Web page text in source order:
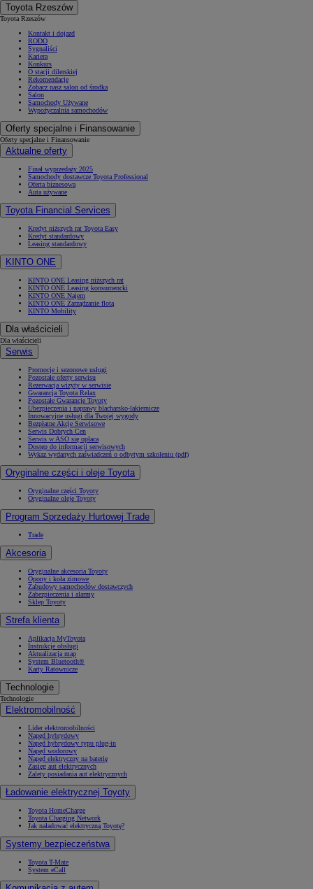
Toyota Rzeszów
Toyota Rzeszów
Kontakt i dojazd
RODO
Sygnaliści
Kariera
Konkurs
O stacji dilerskiej
Rekomendacje
Zobacz nasz salon od środka
Salon
Samochody Używane
Wypożyczalnia samochodów
Oferty specjalne i Finansowanie
Oferty specjalne i Finansowanie
Aktualne oferty
Finał wyprzedaży 2025
Samochody dostawcze Toyota Professional
Oferta biznesowa
Auta używane
Toyota Financial Services
Kredyt niższych rat Toyota Easy
Kredyt standardowy
Leasing standardowy
KINTO ONE
KINTO ONE Leasing niższych rat
KINTO ONE Leasing konsumencki
KINTO ONE Najem
KINTO ONE Zarządzanie flotą
KINTO Mobility
Dla właścicieli
Dla właścicieli
Serwis
Promocje i sezonowe usługi
Pozostałe oferty serwisu
Rezerwacja wizyty w serwisie
Gwarancja Toyota Relax
Pozostałe Gwarancje Toyoty
Ubezpieczenia i naprawy blacharsko-lakiernicze
Innowacyjne usługi dla Twojej wygody
Bezpłatne Akcje Serwisowe
Serwis Dobrych Cen
Serwis w ASO się opłaca
Dostęp do informacji serwisowych
Wykaz wydanych zaświadczeń o odbytym szkoleniu (pdf)
Oryginalne części i oleje Toyota
Oryginalne części Toyoty
Oryginalne oleje Toyoty
Program Sprzedaży Hurtowej Trade
Trade
Akcesoria
Oryginalne akcesoria Toyoty
Opony i koła zimowe
Zabudowy samochodów dostawczych
Zabezpieczenia i alarmy
Sklep Toyoty
Strefa klienta
Aplikacja MyToyota
Instrukcje obsługi
Aktualizacja map
System Bluetooth®
Karty Ratownicze
Technologie
Technologie
Elektromobilność
Lider elektromobilności
Napęd hybrydowy
Napęd hybrydowy typu plug-in
Napęd wodorowy
Napęd elektryczny na baterię
Zasięg aut elektrycznych
Zalety posiadania aut elektrycznych
Ładowanie elektrycznej Toyoty
Toyota HomeCharge
Toyota Charging Network
Jak naładować elektryczną Toyotę?
Systemy bezpieczeństwa
Toyota T-Mate
System eCall